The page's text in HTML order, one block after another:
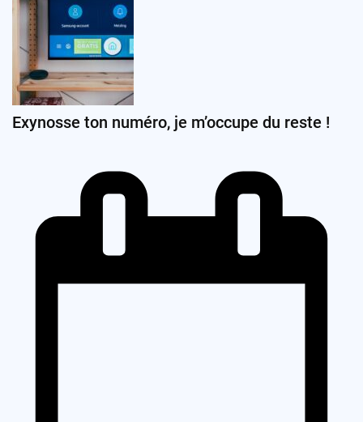
Exynosse ton numéro, je m’occupe du reste !